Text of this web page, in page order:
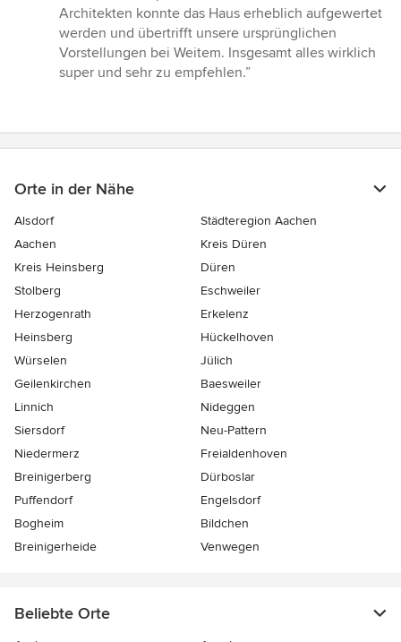
Architekten konnte das Haus erheblich aufgewertet
werden und übertrifft unsere ursprünglichen
Vorstellungen bei Weitem. Insgesamt alles wirklich
super und sehr zu empfehlen.”
Orte in der Nähe
Alsdorf
Städteregion Aachen
Aachen
Kreis Düren
Kreis Heinsberg
Düren
Stolberg
Eschweiler
Herzogenrath
Erkelenz
Heinsberg
Hückelhoven
Würselen
Jülich
Geilenkirchen
Baesweiler
Linnich
Nideggen
Siersdorf
Neu-Pattern
Niedermerz
Freialdenhoven
Breinigerberg
Dürboslar
Puffendorf
Engelsdorf
Bogheim
Bildchen
Breinigerheide
Venwegen
Beliebte Orte